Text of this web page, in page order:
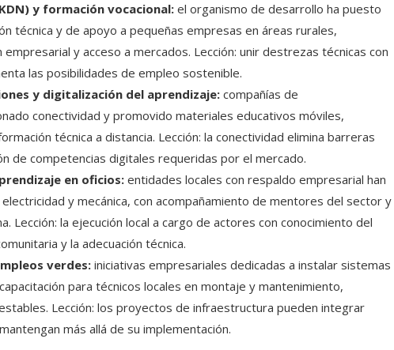
y formación vocacional: el organismo de desarrollo ha puesto
técnica y de apoyo a pequeñas empresas en áreas rurales,
y acceso a mercados. Lección: unir destrezas técnicas con
las posibilidades de empleo sostenible.
y digitalización del aprendizaje: compañías de
conectividad y promovido materiales educativos móviles,
técnica a distancia. Lección: la conectividad elimina barreras
de competencias digitales requeridas por el mercado.
en oficios: entidades locales con respaldo empresarial han
y mecánica, con acompañamiento de mentores del sector y
Lección: la ejecución local a cargo de actores con conocimiento del
y la adecuación técnica.
verdes: iniciativas empresariales dedicadas a instalar sistemas
para técnicos locales en montaje y mantenimiento,
Lección: los proyectos de infraestructura pueden integrar
más allá de su implementación.